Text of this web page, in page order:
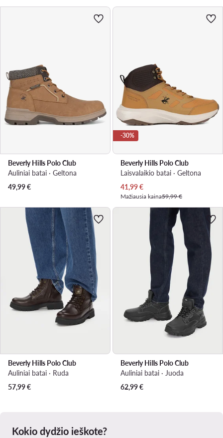
Beverly Hills Polo Club
Auliniai batai · Geltona
49,99€
-30%
Beverly Hills Polo Club
Laisvalaikio batai · Geltona
Dabartinė kaina
41,99€
Mažiausia kaina59,99 €
Beverly Hills Polo Club
Auliniai batai · Ruda
57,99€
Beverly Hills Polo Club
Auliniai batai · Juoda
62,99€
Kokio dydžio ieškote?